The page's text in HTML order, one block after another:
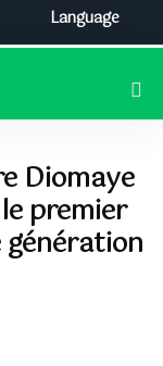
Diomaye
premier
Language